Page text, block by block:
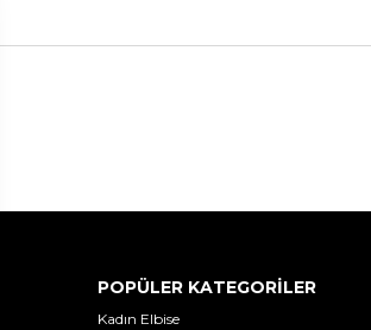
POPÜLER KATEGORİLER
Kadın Elbise